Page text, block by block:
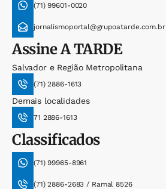
(71) 99601-0020
jornalismoportal@grupoatarde.com.br
AssineA TARDE
Salvador e Região Metropolitana
(71) 2886-1613
Demais localidades
71 2886-1613
Classificados
(71) 99965-8961
(71) 2886-2683 / Ramal 8526